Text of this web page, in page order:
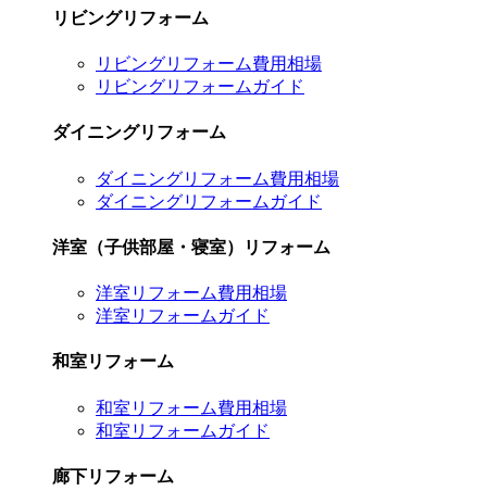
リビングリフォーム
リビングリフォーム費用相場
リビングリフォームガイド
ダイニングリフォーム
ダイニングリフォーム費用相場
ダイニングリフォームガイド
洋室（子供部屋・寝室）リフォーム
洋室リフォーム費用相場
洋室リフォームガイド
和室リフォーム
和室リフォーム費用相場
和室リフォームガイド
廊下リフォーム